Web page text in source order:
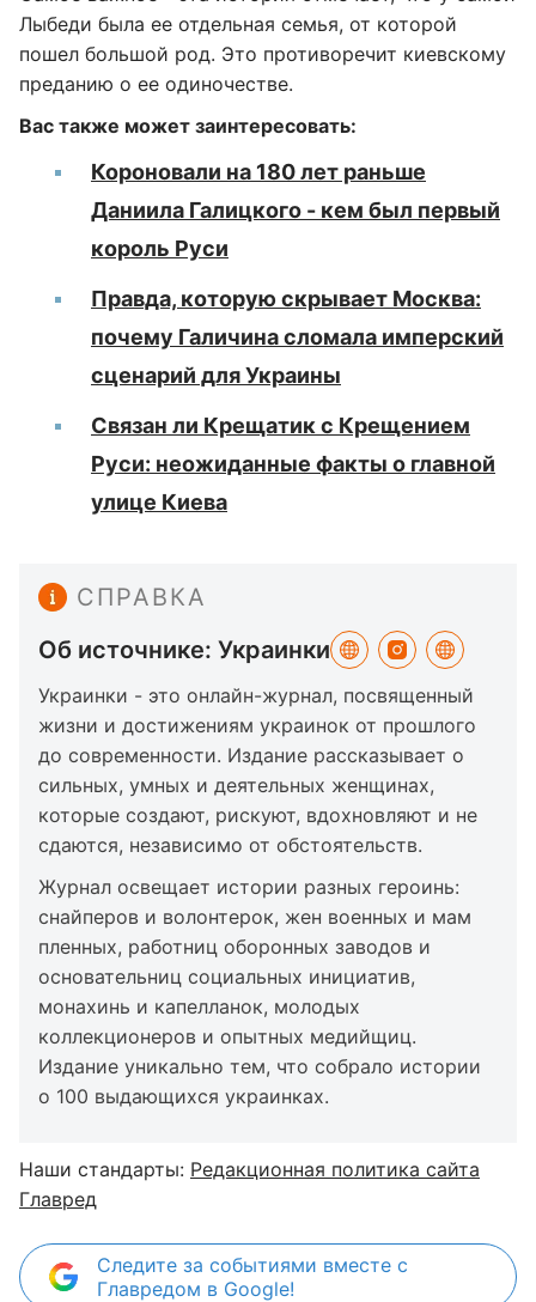
Лыбеди была ее отдельная семья, от которой
пошел большой род. Это противоречит киевскому
преданию о ее одиночестве.
Вас также может заинтересовать:
Короновали на 180 лет раньше
Даниила Галицкого - кем был первый
король Руси
Правда, которую скрывает Москва:
почему Галичина сломала имперский
сценарий для Украины
Связан ли Крещатик с Крещением
Руси: неожиданные факты о главной
улице Киева
СПРАВКА
Об источнике: Украинки
Украинки - это онлайн-журнал, посвященный
жизни и достижениям украинок от прошлого
до современности. Издание рассказывает о
сильных, умных и деятельных женщинах,
которые создают, рискуют, вдохновляют и не
сдаются, независимо от обстоятельств.
Журнал освещает истории разных героинь:
снайперов и волонтерок, жен военных и мам
пленных, работниц оборонных заводов и
основательниц социальных инициатив,
монахинь и капелланок, молодых
коллекционеров и опытных медийщиц.
Издание уникально тем, что собрало истории
о 100 выдающихся украинках.
Наши стандарты: Редакционная политика сайта
Главред
Следите за событиями вместе с
Главредом в Google!